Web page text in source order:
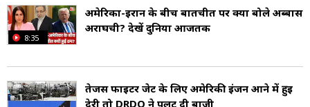
प्रशांत महासागर से घिरा हुआ है. देश का क्षेत्रफल लगभग
98.3 लाख वर्ग किलोमीटर है, जो इसे दुनिया का तीसरा
जनसंख्या की दृष्टि से, अमेरिका विश्व में तीसरे स्थान पर
8:35
अमेरिका-ईरान के बीच बातचीत पर क्या बोले अब्बास
अराघची? देखें दुनिया आजतक
तेजस फाइटर जेट के लिए अमेरिकी इंजन आने में हुई
देरी तो DRDO ने पलट दी बाजी